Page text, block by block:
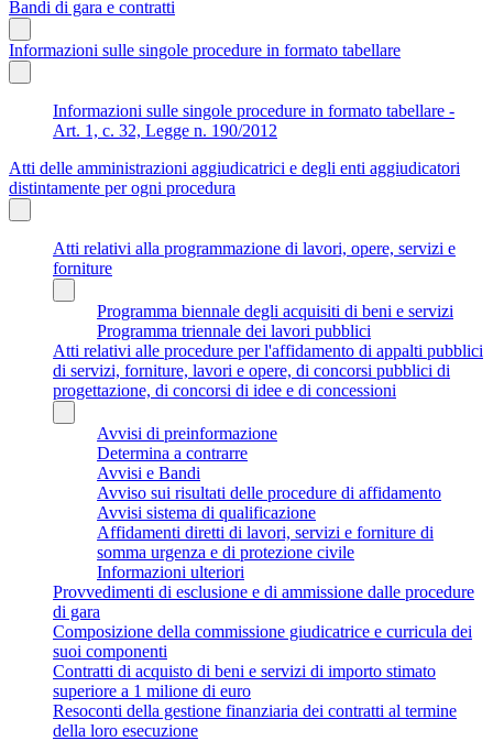
Bandi di gara e contratti
Informazioni sulle singole procedure in formato tabellare
Informazioni sulle singole procedure in formato tabellare -
Art. 1, c. 32, Legge n. 190/2012
Atti delle amministrazioni aggiudicatrici e degli enti aggiudicatori
distintamente per ogni procedura
Atti relativi alla programmazione di lavori, opere, servizi e
forniture
Programma biennale degli acquisiti di beni e servizi
Programma triennale dei lavori pubblici
Atti relativi alle procedure per l'affidamento di appalti pubblici
di servizi, forniture, lavori e opere, di concorsi pubblici di
progettazione, di concorsi di idee e di concessioni
Avvisi di preinformazione
Determina a contrarre
Avvisi e Bandi
Avviso sui risultati delle procedure di affidamento
Avvisi sistema di qualificazione
Affidamenti diretti di lavori, servizi e forniture di
somma urgenza e di protezione civile
Informazioni ulteriori
Provvedimenti di esclusione e di ammissione dalle procedure
di gara
Composizione della commissione giudicatrice e curricula dei
suoi componenti
Contratti di acquisto di beni e servizi di importo stimato
superiore a 1 milione di euro
Resoconti della gestione finanziaria dei contratti al termine
della loro esecuzione